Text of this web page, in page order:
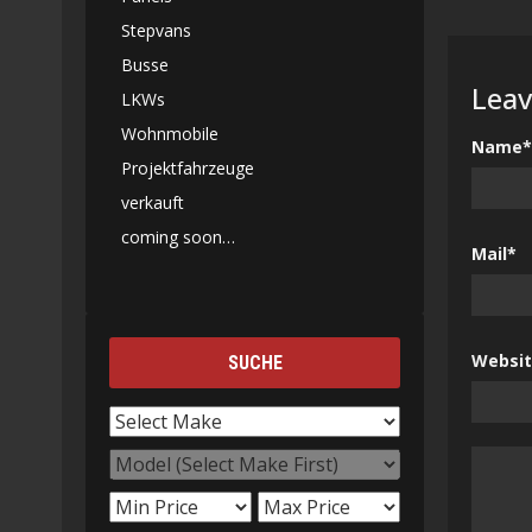
Name*
Mail*
Stepvans
Busse
LKWs
Wohnmobile
Projektfahrzeuge
verkauft
coming soon…
SUCHE